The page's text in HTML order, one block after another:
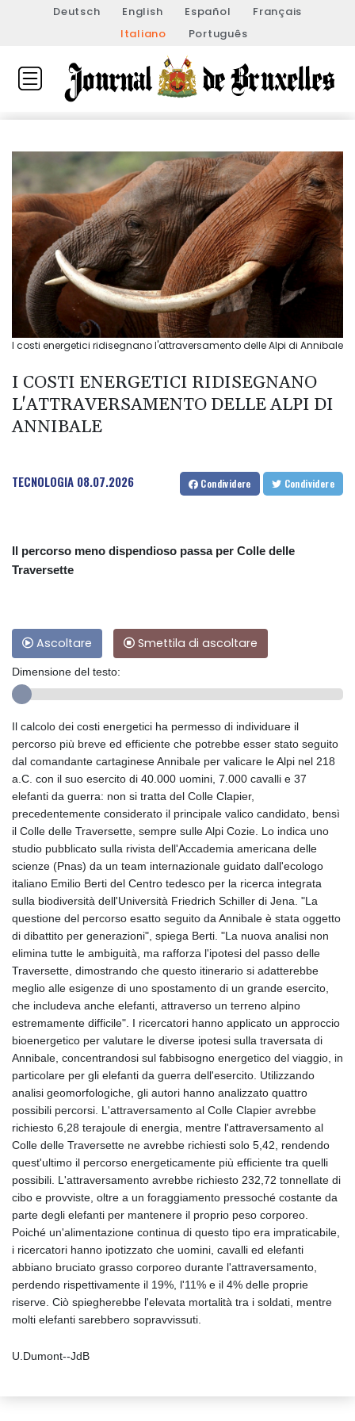
Deutsch English Español
Français
Italiano
Português
I costi energetici ridisegnano l'attraversamento delle Alpi di Annibale
I COSTI ENERGETICI RIDISEGNANO
L'ATTRAVERSAMENTO DELLE ALPI DI
ANNIBALE
TECNOLOGIA 08.07.2026 Condividere Condividere
Il percorso meno dispendioso passa per Colle delle
Traversette
Ascoltare Smettila di ascoltare
Dimensione del testo:
Il calcolo dei costi energetici ha permesso di individuare il
percorso più breve ed efficiente che potrebbe esser stato seguito
dal comandante cartaginese Annibale per valicare le Alpi nel 218
a.C. con il suo esercito di 40.000 uomini, 7.000 cavalli e 37
elefanti da guerra: non si tratta del Colle Clapier,
precedentemente considerato il principale valico candidato, bensì
il Colle delle Traversette, sempre sulle Alpi Cozie. Lo indica uno
studio pubblicato sulla rivista dell'Accademia americana delle
scienze (Pnas) da un team internazionale guidato dall'ecologo
italiano Emilio Berti del Centro tedesco per la ricerca integrata
sulla biodiversità dell'Università Friedrich Schiller di Jena. "La
questione del percorso esatto seguito da Annibale è stata oggetto
di dibattito per generazioni", spiega Berti. "La nuova analisi non
elimina tutte le ambiguità, ma rafforza l'ipotesi del passo delle
Traversette, dimostrando che questo itinerario si adatterebbe
meglio alle esigenze di uno spostamento di un grande esercito,
che includeva anche elefanti, attraverso un terreno alpino
estremamente difficile". I ricercatori hanno applicato un approccio
bioenergetico per valutare le diverse ipotesi sulla traversata di
Annibale, concentrandosi sul fabbisogno energetico del viaggio, in
particolare per gli elefanti da guerra dell'esercito. Utilizzando
analisi geomorfologiche, gli autori hanno analizzato quattro
possibili percorsi. L'attraversamento al Colle Clapier avrebbe
richiesto 6,28 terajoule di energia, mentre l'attraversamento al
Colle delle Traversette ne avrebbe richiesti solo 5,42, rendendo
quest'ultimo il percorso energeticamente più efficiente tra quelli
possibili. L'attraversamento avrebbe richiesto 232,72 tonnellate di
cibo e provviste, oltre a un foraggiamento pressoché costante da
parte degli elefanti per mantenere il proprio peso corporeo.
Poiché un'alimentazione continua di questo tipo era impraticabile,
i ricercatori hanno ipotizzato che uomini, cavalli ed elefanti
abbiano bruciato grasso corporeo durante l'attraversamento,
perdendo rispettivamente il 19%, l'11% e il 4% delle proprie
riserve. Ciò spiegherebbe l'elevata mortalità tra i soldati, mentre
molti elefanti sarebbero sopravvissuti.
U.Dumont--JdB